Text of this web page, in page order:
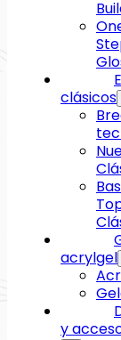
clásicos
acrylgel
y